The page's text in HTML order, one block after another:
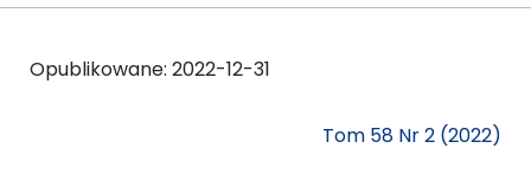
Opublikowane: 2022-12-31
Tom 58 Nr 2 (2022)